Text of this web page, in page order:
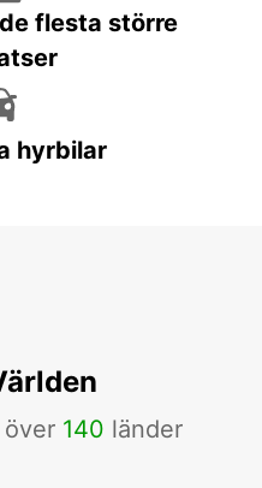
flesta större
hyrbilar
140 länder